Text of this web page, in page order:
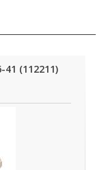
41 (112211)